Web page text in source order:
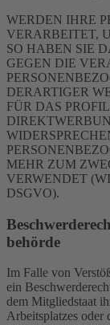
WERDEN IHRE
VERARBEITET,
SO HABEN SIE
GEGEN DIE
DERARTIGER
FÜR DAS
MEHR ZUM
VERWENDET
DSGVO).
behörde
Im Falle von
ein
dem Mitgliedstaat
Arbeitsplatzes oder